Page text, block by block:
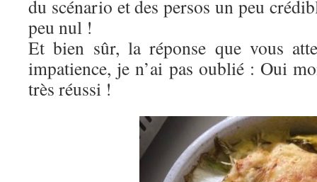
du scénario et des persos un peu
peu nul !
Et bien sûr, la réponse que vous
impatience, je n’ai pas oublié : Oui
très réussi !